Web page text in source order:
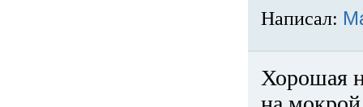
Написал:
Хорошая